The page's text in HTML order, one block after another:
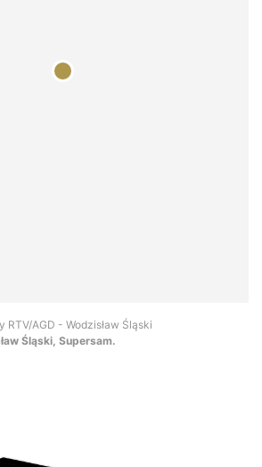
RTV/AGD - Wodzisław Śląski
Śląski, Supersam.